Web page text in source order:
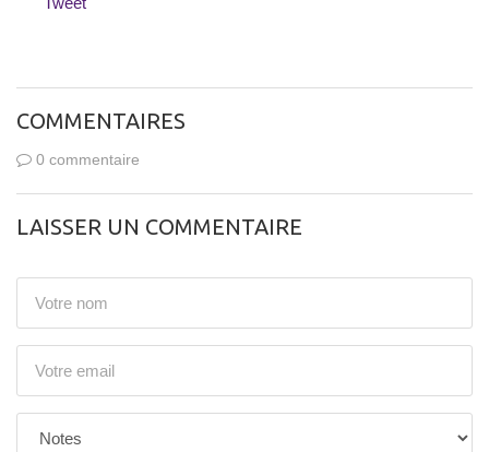
COMMENTAIRES
0 commentaire
LAISSER UN COMMENTAIRE